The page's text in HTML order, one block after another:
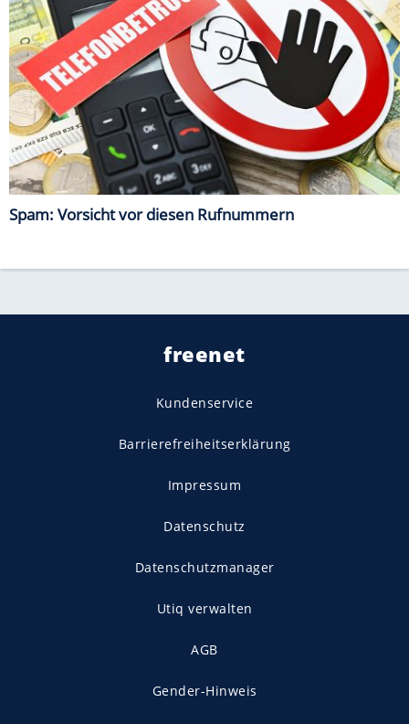
Spam: Vorsicht vor diesen Rufnummern
freenet
Kundenservice
Barrierefreiheitserklärung
Impressum
Datenschutz
Datenschutzmanager
Utiq verwalten
AGB
Gender-Hinweis